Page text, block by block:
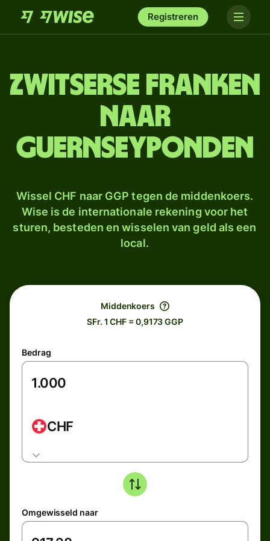
Registreren
Zwitserse franken
naar
Guernseyponden
Wissel CHF naar GGP tegen de middenkoers.
Wise is de internationale rekening voor het
sturen, besteden en wisselen van geld als een
local.
Middenkoers
SFr. 1 CHF = 0,9173 GGP
Bedrag
CHF
Omgewisseld naar